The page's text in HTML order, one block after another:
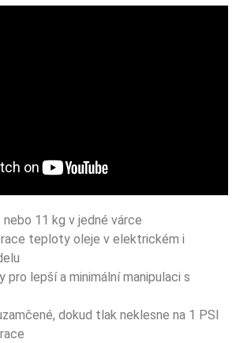
11 kg v jedné várce
teploty oleje v elektrickém i
pro lepší a minimální manipulaci s
dokud tlak neklesne na 1 PSI